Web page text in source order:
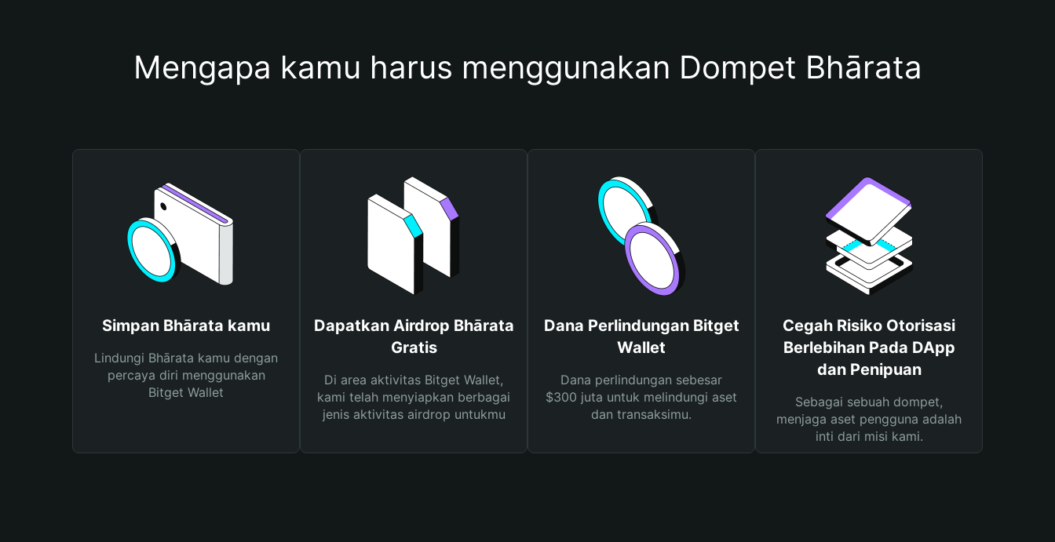
Mengapa kamu harus menggunakan Dompet Bhārata
Simpan Bhārata kamu
Lindungi Bhārata kamu dengan
percaya diri menggunakan
Bitget Wallet
Dapatkan Airdrop Bhārata
Gratis
Di area aktivitas Bitget Wallet,
kami telah menyiapkan berbagai
jenis aktivitas airdrop untukmu
Dana Perlindungan Bitget
Wallet
Dana perlindungan sebesar
$300 juta untuk melindungi aset
dan transaksimu.
Cegah Risiko Otorisasi
Berlebihan Pada DApp
dan Penipuan
Sebagai sebuah dompet,
menjaga aset pengguna adalah
inti dari misi kami.